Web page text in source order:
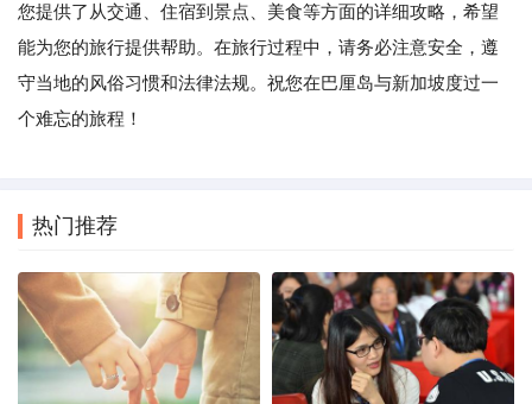
您提供了从交通、住宿到景点、美食等方面的详细攻略，希望
能为您的旅行提供帮助。在旅行过程中，请务必注意安全，遵
守当地的风俗习惯和法律法规。祝您在巴厘岛与新加坡度过一
个难忘的旅程！
热门推荐